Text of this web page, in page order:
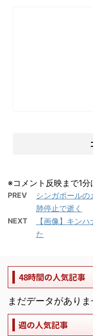
※コメント反映まで1分
PREV
シンガポール
肺停止で逝く
NEXT
【画像】キン
た
48時間の人気記事
まだデータがありま
週の人気記事